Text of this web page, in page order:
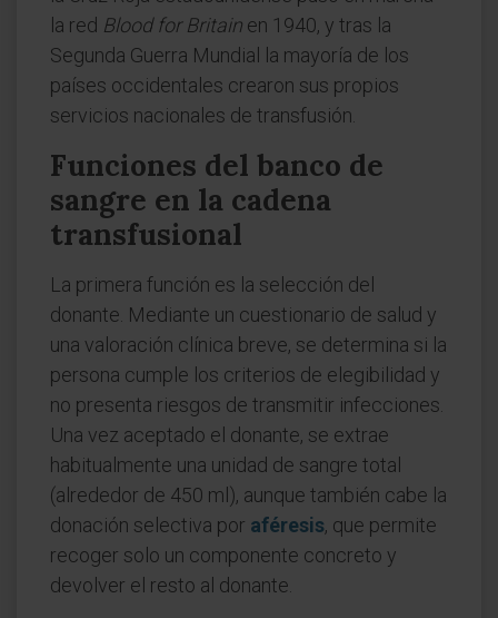
la red Blood for Britain en 1940, y tras la
Segunda Guerra Mundial la mayoría de los
países occidentales crearon sus propios
servicios nacionales de transfusión.
Funciones del banco de
sangre en la cadena
transfusional
La primera función es la selección del
donante. Mediante un cuestionario de salud y
una valoración clínica breve, se determina si la
persona cumple los criterios de elegibilidad y
no presenta riesgos de transmitir infecciones.
Una vez aceptado el donante, se extrae
habitualmente una unidad de sangre total
(alrededor de 450 ml), aunque también cabe la
donación selectiva por aféresis, que permite
recoger solo un componente concreto y
devolver el resto al donante.